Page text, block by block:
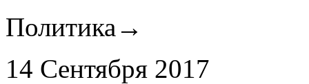
Политика →
14 Сентября 2017